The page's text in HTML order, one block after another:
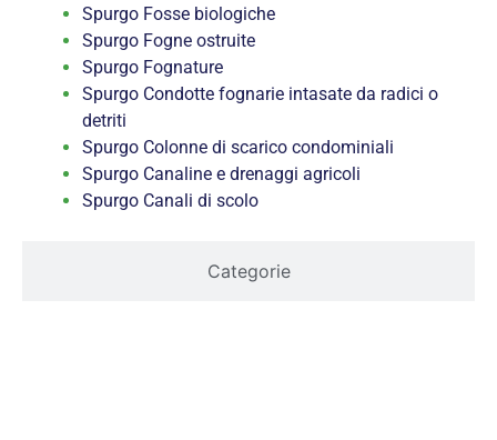
Categorie
Spurgo Fosse biologiche
Spurgo Fogne ostruite
Spurgo Fognature
Spurgo Condotte fognarie intasate da radici o
detriti
Spurgo Colonne di scarico condominiali
Spurgo Canaline e drenaggi agricoli
Spurgo Canali di scolo